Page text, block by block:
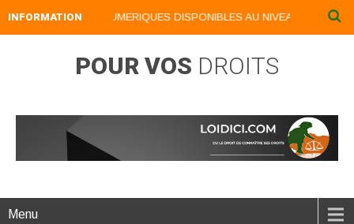
INFORMATION
NOS LIVRES NUMERIQUES DISPONIBLES AU NIVEAU DU
POUR VOS DROITS
Menu